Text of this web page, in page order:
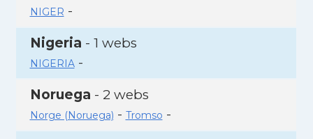
NIGER -
Nigeria - 1 webs
NIGERIA-
Noruega - 2 webs
Norge (Noruega) - Tromso -